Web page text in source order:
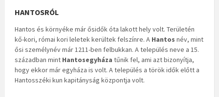
HANTOSRÓL
Hantos és környéke már ősidők óta lakott hely volt. Területén
kő-kori, római kori leletek kerültek felszínre. A Hantos név, mint
ősi személynév már 1211-ben felbukkan. A település neve a 15.
században mint Hantosegyháza tűnik fel, ami azt bizonyítja,
hogy ekkor már egyháza is volt. A település a török idők előtt a
Hantosszéki kun kapitányság központja volt.